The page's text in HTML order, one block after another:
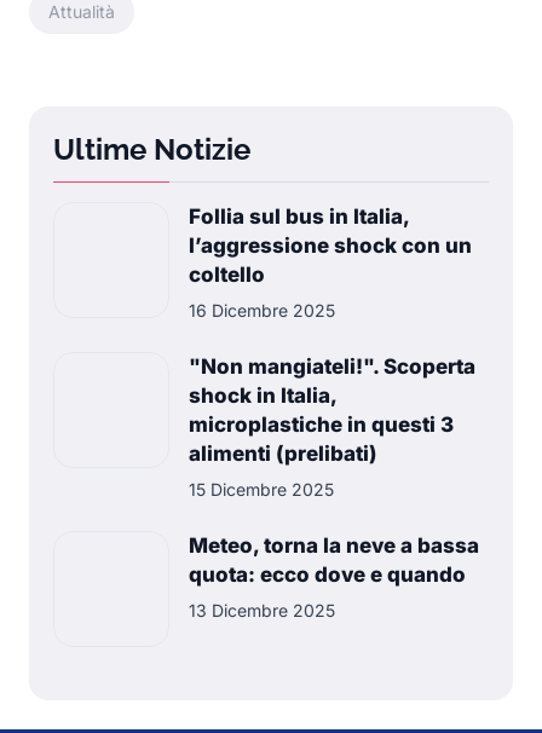
Attualità
Ultime Notizie
Follia sul bus in Italia,
l’aggressione shock con un
coltello
16 Dicembre 2025
"Non mangiateli!". Scoperta
shock in Italia,
microplastiche in questi 3
alimenti (prelibati)
15 Dicembre 2025
Meteo, torna la neve a bassa
quota: ecco dove e quando
13 Dicembre 2025